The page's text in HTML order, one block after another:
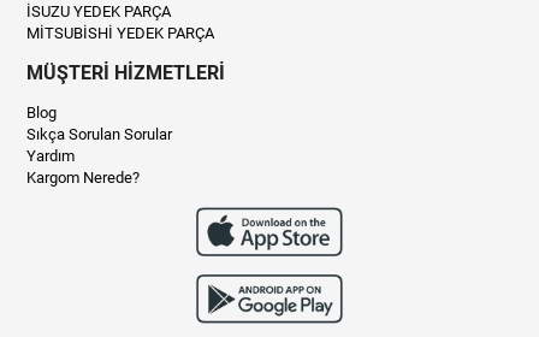
İSUZU YEDEK PARÇA
MİTSUBİSHİ YEDEK PARÇA
MÜŞTERİ HİZMETLERİ
Blog
Sıkça Sorulan Sorular
Yardım
Kargom Nerede?